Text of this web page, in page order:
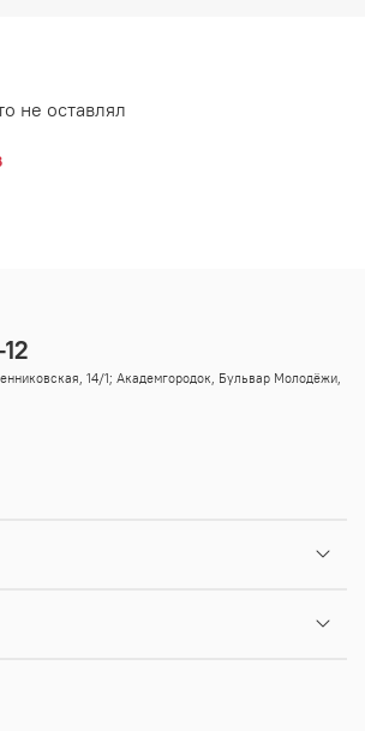
не оставлял
14/1; Академгородок, Бульвар Молодёжи,